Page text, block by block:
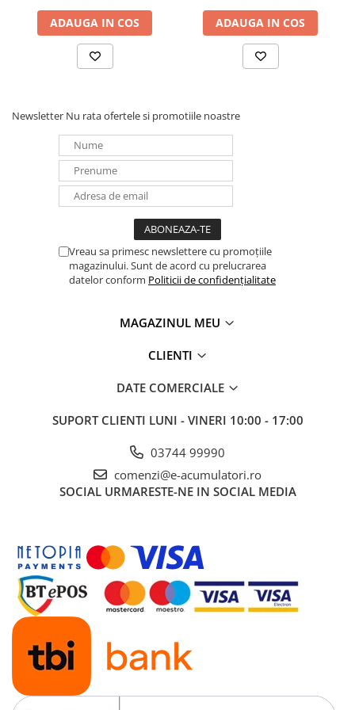
Panouri portabile
Racire/Incalzire
Statii energie portabile
Electrice
Intrerupatoare si prize
Dulapuri pentru cablare
Lumina (Becuri si Lanterne)
Laptop & PC accesorii, baterii,
cabluri USB, prelungitoare USB
Solutii solare portabile
Statii de incarcare EV
ADAUGA IN COS ADAUGA IN COS
Newsletter Nu rata ofertele si promotiile noastre
Vreau sa primesc newslettere cu promoțiile
magazinului. Sunt de acord cu prelucrarea
datelor conform Politicii de confidențialitate
MAGAZINUL MEU
CLIENTI
DATE COMERCIALE
SUPORT CLIENTI LUNI - VINERI 10:00 - 17:00
03744 99990
comenzi@e-acumulatori.ro
SOCIAL URMARESTE-NE IN SOCIAL MEDIA